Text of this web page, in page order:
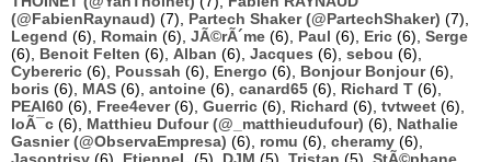
(@FabienRaynaud) (7), Partech Shaker (@PartechShaker) (7),
Legend (6), Romain (6), JÃ©rÃ´me (6), Paul (6), Eric (6), Serge
(6), Benoit Felten (6), Alban (6), Jacques (6), sebou (6),
Cybereric (6), Poussah (6), Energo (6), Bonjour Bonjour(6),
boris (6), MAS (6), antoine (6), canard65 (6), Richard T (6),
PEAI60 (6), Free4ever(6), Guerric (6), Richard (6), tvtweet (6),
loÃ¯c (6), Matthieu Dufour (@_matthieudufour) (6), Nathalie
Gasnier (@ObservaEmpresa) (6), romu (6), cheramy (6),